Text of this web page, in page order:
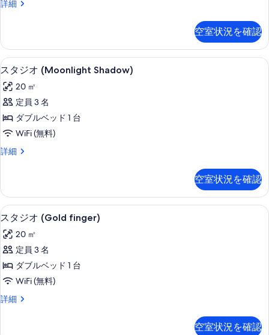
の
て
の
写
真
を
表
示
詳細
ス
(Wall
Street)
の
細
空室状況を確認
ス
タ
ジ
オ
(Moonlight
Shadow)
の
て
の
写
真
を
表
示
10
スタジオ (Moonlight Shadow)
20 ㎡
定員 3 名
ダブルベッド 1 台
WiFi (無料)
詳細
ス
(Moonlight
Shadow)
の
細
空室状況を確認
ス
タ
ジ
オ
(Gold
finger)
の
5
スタジオ (Gold finger)
20 ㎡
定員 3 名
ダブルベッド 1 台
WiFi (無料)
詳細
ス
空室状況を確認